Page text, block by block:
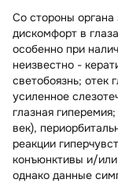
Со стороны органа
дискомфорт в
особенно при
неизвестно -
светобоязнь; отек
усиленное
глазная
век),
реакции
конъюнктивы и/
однако данные